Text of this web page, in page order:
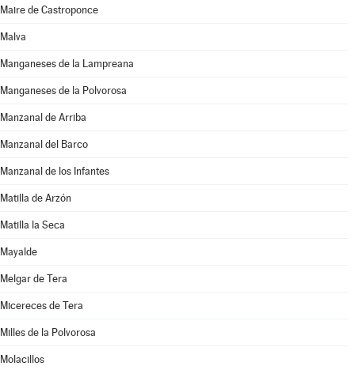
Maire de Castroponce
Malva
Manganeses de la Lampreana
Manganeses de la Polvorosa
Manzanal de Arriba
Manzanal del Barco
Manzanal de los Infantes
Matilla de Arzón
Matilla la Seca
Mayalde
Melgar de Tera
Micereces de Tera
Milles de la Polvorosa
Molacillos